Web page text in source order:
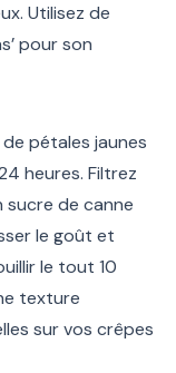
Utilisez de
pour son
pétales jaunes
heures. Filtrez
sucre de canne
le goût et
le tout 10
texture
sur vos crêpes